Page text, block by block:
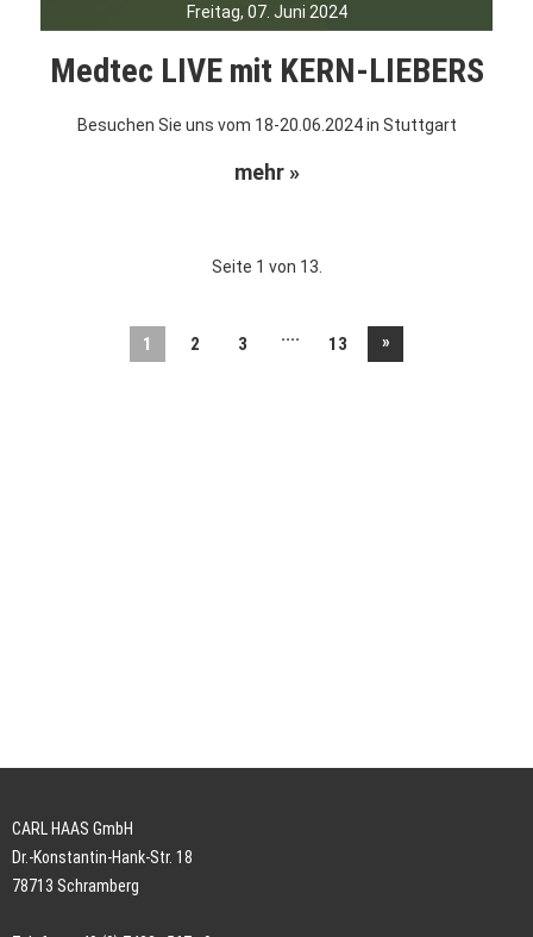
Freitag, 07. Juni 2024
Medtec LIVE mit KERN-LIEBERS
Besuchen Sie uns vom 18-20.06.2024 in Stuttgart
mehr »
Seite 1 von 13.
1 2 3 .... 13 »
CARL HAAS GmbH
Dr.-Konstantin-Hank-Str. 18
78713 Schramberg